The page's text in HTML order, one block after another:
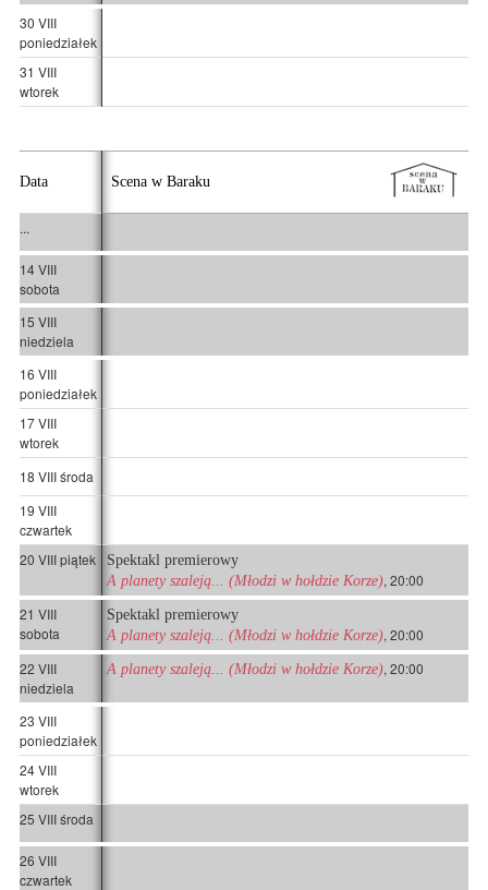
30 VIII
poniedziałek
31 VIII
wtorek
Data Scena w Baraku
...
14 VIII
sobota
15 VIII
niedziela
16 VIII
poniedziałek
17 VIII
wtorek
18 VIII środa
19 VIII
czwartek
20 VIII piątek
Spektakl premierowy
A planety szaleją... (Młodzi w hołdzie Korze), 20:00
21 VIII
sobota
Spektakl premierowy
A planety szaleją... (Młodzi w hołdzie Korze), 20:00
22 VIII
niedziela
A planety szaleją... (Młodzi w hołdzie Korze), 20:00
23 VIII
poniedziałek
24 VIII
wtorek
25 VIII środa
26 VIII
czwartek